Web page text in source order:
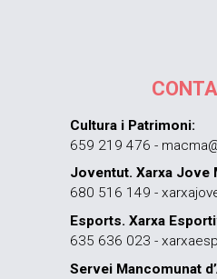
Cultura i Patrimoni:
659 219 476 -
Joventut. Xarxa Jove
680 516 149 -
Esports. Xarxa
635 636 023 -
Servei Mancomunat